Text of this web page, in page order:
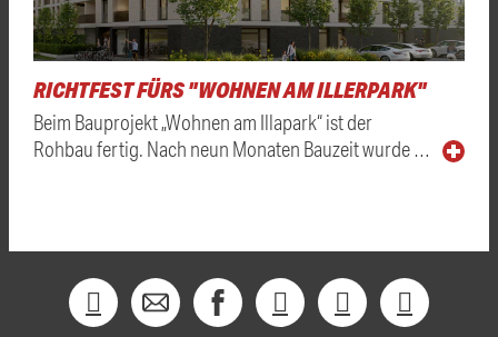
RICHTFEST FÜRS "WOHNEN AM ILLERPARK"
Beim Bauprojekt „Wohnen am Illapark“ ist der
Rohbau fertig. Nach neun Monaten Bauzeit wurde …